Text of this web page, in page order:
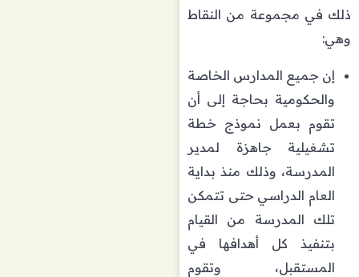
ذلك في مجموعة من النقاط
وهي:
إن جميع المدارس الخاصة
والحكومية بحاجة إلى أن
تقوم بعمل نموذج خطة
تشغيلية جاهزة لمدير
المدرسة، وذلك منذ بداية
العام الدراسي حتى تتمكن
تلك المدرسة من القيام
بتنفيذ كل أهدافها في
المستقبل، وتقوم